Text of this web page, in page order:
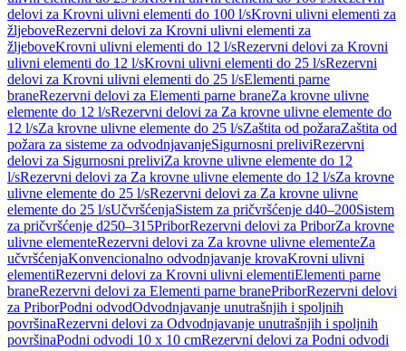
delovi za Krovni ulivni elementi do 100 l/sKrovni ulivni elementi za
žljeboveRezervni delovi za Krovni ulivni elementi za
žljeboveKrovni ulivni elementi do 12 l/sRezervni delovi za Krovni
ulivni elementi do 12 l/sKrovni ulivni elementi do 25 l/sRezervni
delovi za Krovni ulivni elementi do 25 l/sElementi parne
braneRezervni delovi za Elementi parne braneZa krovne ulivne
elemente do 12 l/sRezervni delovi za Za krovne ulivne elemente do
12 l/sZa krovne ulivne elemente do 25 l/sZaštita od požaraZaštita od
požara za sisteme za odvodnjavanjeSigurnosni preliviRezervni
delovi za Sigurnosni preliviZa krovne ulivne elemente do 12
l/sRezervni delovi za Za krovne ulivne elemente do 12 l/sZa krovne
ulivne elemente do 25 l/sRezervni delovi za Za krovne ulivne
elemente do 25 l/sUčvršćenjaSistem za pričvršćenje d40–200Sistem
za pričvršćenje d250–315PriborRezervni delovi za PriborZa krovne
ulivne elementeRezervni delovi za Za krovne ulivne elementeZa
učvršćenjaKonvencionalno odvodnjavanje krovaKrovni ulivni
elementiRezervni delovi za Krovni ulivni elementiElementi parne
braneRezervni delovi za Elementi parne branePriborRezervni delovi
za PriborPodni odvodOdvodnjavanje unutrašnjih i spoljnih
površinaRezervni delovi za Odvodnjavanje unutrašnjih i spoljnih
površinaPodni odvodi 10 x 10 cmRezervni delovi za Podni odvodi